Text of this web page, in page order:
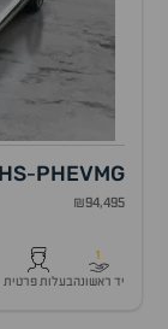
MG
-PHEV
₪94,495
1
יד ראשונהבעלות פרטית